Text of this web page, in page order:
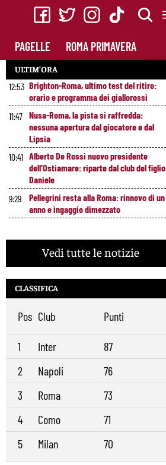
PAGELLE ROMA PRIMAVERA
ULTIM’ORA
12:53 Brighton-Roma, ultimo test del ritiro:
orario e programma dei giallorossi
11:47 Nusa-Roma, la pista si raffredda:
nessuna apertura dal giocatore e dal
Lipsia
10:41 Alberto De Rossi nuovo presidente
dell’Ostiamare: riparte dal club del figlio
Daniele
9:29
Pellegrini resta alla Roma: rinnovo di un
anno e ingaggio dimezzato
Vedi tutte le notizie
CLASSIFICA
Pos Club Punti
1 Inter
87
2
Napoli
76
3
Roma
73
4
Como
71
5
Milan 70